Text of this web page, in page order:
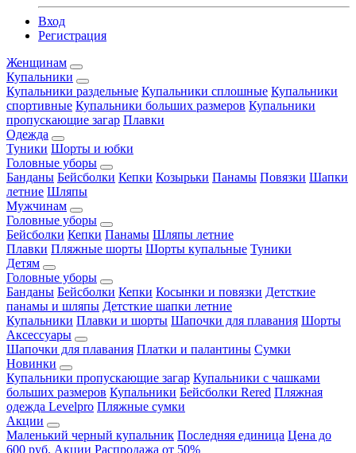
Вход
Регистрация
Женщинам
Купальники
Купальники раздельные Купальники сплошные Купальники
спортивные Купальники больших размеров Купальники
пропускающие загар Плавки
Одежда
Туники Шорты и юбки
Головные уборы
Банданы Бейсболки Кепки Козырьки Панамы Повязки Шапки
летние Шляпы
Мужчинам
Головные уборы
Бейсболки Кепки Панамы Шляпы летние
Плавки Пляжные шорты Шорты купальные Туники
Детям
Головные уборы
Банданы Бейсболки Кепки Косынки и повязки Детсткие
панамы и шляпы Детсткие шапки летние
Купальники Плавки и шорты Шапочки для плавания Шорты
Аксессуары
Шапочки для плавания Платки и палантины Сумки
Новинки
Купальники пропускающие загар Купальники с чашками
больших размеров Купальники Бейсболки Rered Пляжная
одежда Levelpro Пляжные сумки
Акции
Маленький черный купальник Последняя единица Цена до
600 руб. Акции Распродажа от 50%